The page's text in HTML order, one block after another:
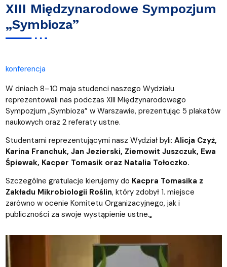
XIII Międzynarodowe Sympozjum
„Symbioza”
konferencja
W dniach 8–10 maja studenci naszego Wydziału
reprezentowali nas podczas XIII Międzynarodowego
Sympozjum „Symbioza” w Warszawie, prezentując 5 plakatów
naukowych oraz 2 referaty ustne.
Studentami reprezentującymi nasz Wydział byli: Alicja Czyż,
Karina Franchuk, Jan Jezierski, Ziemowit Juszczuk, Ewa
Śpiewak, Kacper Tomasik oraz Natalia Tołoczko.
Szczególne gratulacje kierujemy do Kacpra Tomasika z
Zakładu Mikrobiologii Roślin, który zdobył 1. miejsce
zarówno w ocenie Komitetu Organizacyjnego, jak i
publiczności za swoje wystąpienie ustne.